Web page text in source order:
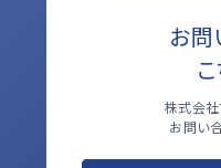
お
株式会社
お問い